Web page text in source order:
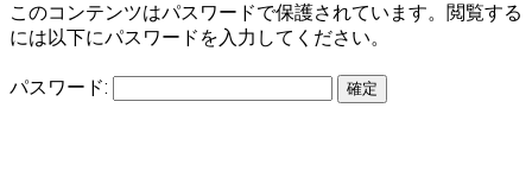
このコンテンツはパスワードで保護されています。閲覧する
には以下にパスワードを入力してください。
パスワード: